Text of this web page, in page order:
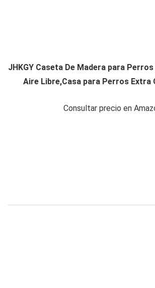
JHKGY Caseta De Madera para
Aire Libre,Casa para Perros Extra
Consultar precio en